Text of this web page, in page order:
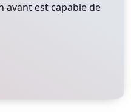
avant est capable de